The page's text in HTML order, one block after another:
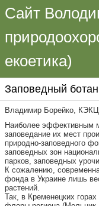
Сайт
екоетика)
Заповедный
Владимир Борейко, КЭКЦ
Наиболее эффективным
заповедание их мест
природно-заповедного
заповедных зон
парков, заповедных
К сожалению,
фонда в Украине лишь
растений.
Так, в Кременецких